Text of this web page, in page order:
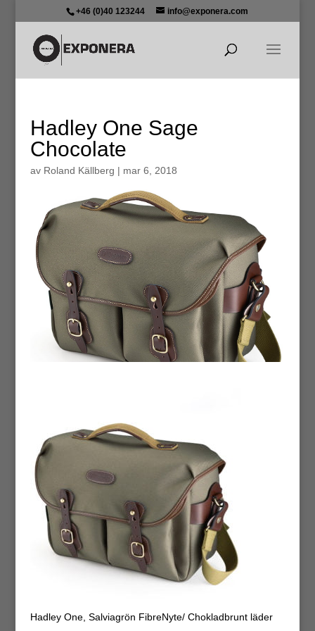
+46 (0)40 123244 info@exponera.com
Hadley One Sage
Chocolate
av Roland Källberg | mar 6, 2018
Hadley One, Salviagrön FibreNyte/ Chokladbrunt läder